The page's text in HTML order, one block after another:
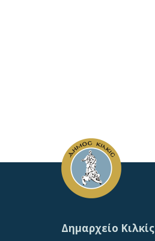
Δημαρχείο Κιλκίς